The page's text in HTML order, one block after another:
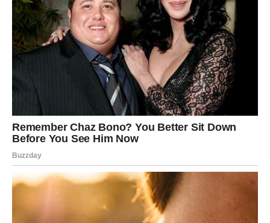
Ljubav, mir i osjećaj sigurnosti konačno postaju dio vaše
svakodnevice.
Duša konačno pronalazi svoju sreću
Pred vama su trenuci puni topline i radosti.
Veliki horoskop do kraja proljeća donosi ogromne
promjene mnogim znakovima Zodijaka, ali posebno će
blistati Lavovi kojima dolazi brdo para, dok će Rakovi i
Vage osjetiti veliku ljubav i sreću.
Ovo je period tokom kojeg univerzum pokazuje da poslije